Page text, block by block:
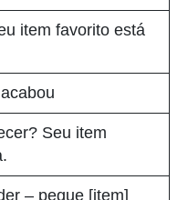
item favorito está
Seu item
– pegue [item]